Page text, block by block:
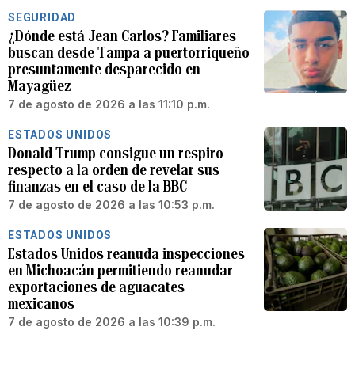
SEGURIDAD
¿Dónde está Jean Carlos? Familiares
buscan desde Tampa a puertorriqueño
presuntamente desparecido en
Mayagüez
7 de agosto de 2026 a las 11:10 p.m.
ESTADOS UNIDOS
Donald Trump consigue un respiro
respecto a la orden de revelar sus
finanzas en el caso de la BBC
7 de agosto de 2026 a las 10:53 p.m.
ESTADOS UNIDOS
Estados Unidos reanuda inspecciones
en Michoacán permitiendo reanudar
exportaciones de aguacates
mexicanos
7 de agosto de 2026 a las 10:39 p.m.